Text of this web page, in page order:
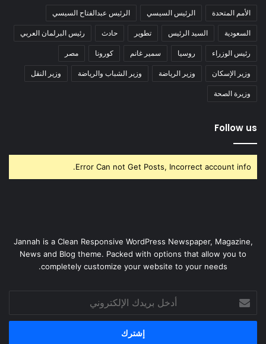
الأمم المتحدة الرئيس السيسي الرئيس عبدالفتاح السيسي
السعودية السيد الرئيس تطوير حادث رئيس البرلمان العربي
رئيس الوزراء روسيا سمير غانم كورونا مصر
وزير الإسكان وزير الرياضة وزير الشباب والرياضة وزير النقل
وزيرة الصحة
Follow us
Error Can not Get Posts, Incorrect account info.
Jannah is a Clean Responsive WordPress Newspaper, Magazine,
News and Blog theme. Packed with options that allow you to
completely customize your website to your needs.
بريدك
الإلكتروني